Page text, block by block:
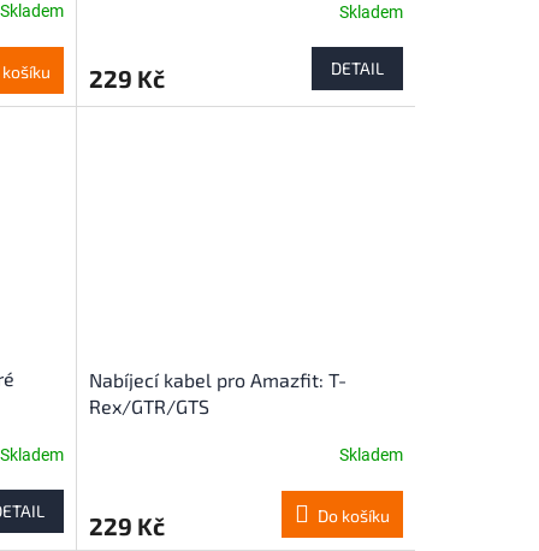
Skladem
košíku
Skladem
229 Kč DETAIL
Skladem
Nabíjecí kabel pro Amazfit: T-
Rex/GTR/GTS
je
Skladem
229 Kč Do košíku